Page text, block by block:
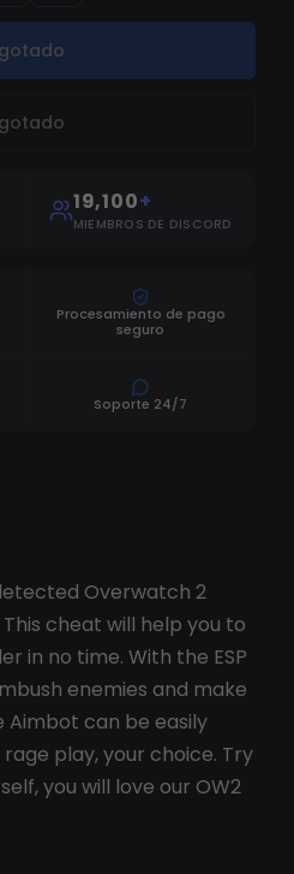
you will love our OW2
19,100+
MIEMBROS DE DISCORD
Procesamiento de pago
seguro
Soporte 24/7
Overwatch 2
cheat will help you to
in no time. With the ESP
enemies and make
can be easily
play, your choice. Try
you will love our OW2